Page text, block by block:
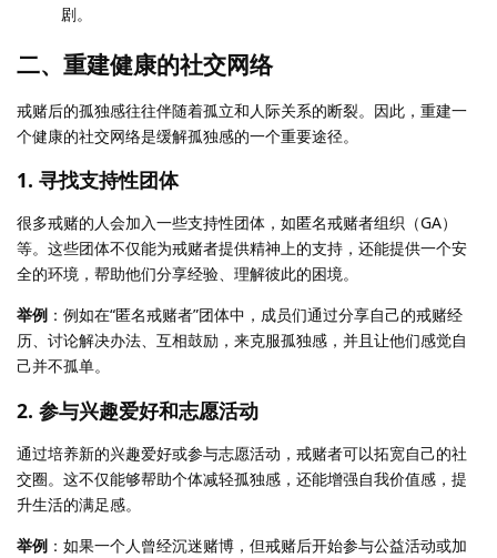
剧。
二、重建健康的社交网络
戒赌后的孤独感往往伴随着孤立和人际关系的断裂。因此，重建一
个健康的社交网络是缓解孤独感的一个重要途径。
1. 寻找支持性团体
很多戒赌的人会加入一些支持性团体，如匿名戒赌者组织（GA）
等。这些团体不仅能为戒赌者提供精神上的支持，还能提供一个安
全的环境，帮助他们分享经验、理解彼此的困境。
举例 ：例如在“匿名戒赌者”团体中，成员们通过分享自己的戒赌经
历、讨论解决办法、互相鼓励，来克服孤独感，并且让他们感觉自
己并不孤单。
2. 参与兴趣爱好和志愿活动
通过培养新的兴趣爱好或参与志愿活动，戒赌者可以拓宽自己的社
交圈。这不仅能够帮助个体减轻孤独感，还能增强自我价值感，提
升生活的满足感。
举例 ：如果一个人曾经沉迷赌博，但戒赌后开始参与公益活动或加